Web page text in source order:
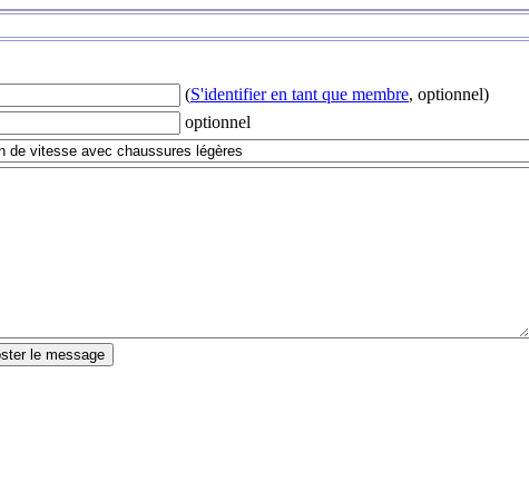
(S'identifier en tant que membre, optionnel)
optionnel